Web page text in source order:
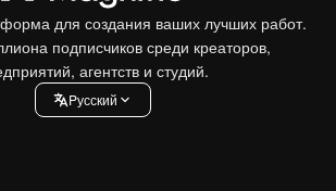
для создания ваших лучших работ.
подписчиков среди креаторов,
агентств и студий.
Pусский